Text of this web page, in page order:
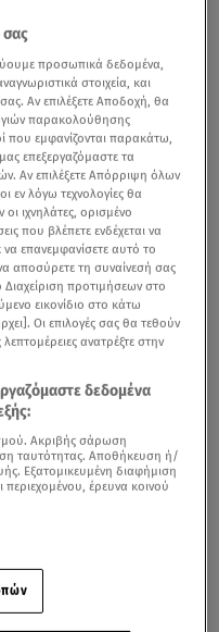
σας
προσωπικά δεδομένα,
στοιχεία, και
Αν επιλέξετε Αποδοχή, θα
παρακολούθησης
που εμφανίζονται παρακάτω,
επεξεργαζόμαστε τα
Αν επιλέξετε Απόρριψη όλων
εν λόγω τεχνολογίες θα
ιχνηλάτες, ορισμένο
που βλέπετε ενδέχεται να
να επανεμφανίσετε αυτό το
αποσύρετε τη συναίνεσή σας
προτιμήσεων στο
εικονίδιο στο κάτω
Οι επιλογές σας θα τεθούν
ανατρέξτε στην
δεδομένα
Ακριβής σάρωση
ταυτότητας. Αποθήκευση ή/
Εξατομικευμένη διαφήμιση
έρευνα κοινού